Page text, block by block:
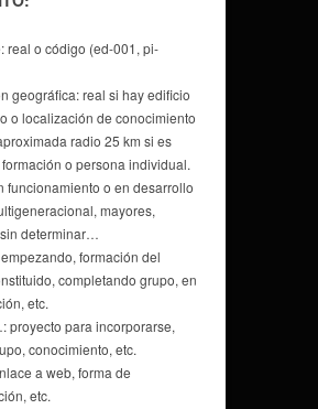
real o código (ed-001, pi-
geográfica: real si hay edificio
o localización de conocimiento
radio 25 km si es
o persona individual.
funcionamiento o en desarrollo
mayores,
determinar…
formación del
completando grupo, en
etc.
proyecto para incorporarse,
conocimiento, etc.
a web, forma de
etc.